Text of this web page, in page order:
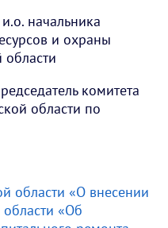
начальника
и охраны
комитета
области по
области «О внесении
«Об